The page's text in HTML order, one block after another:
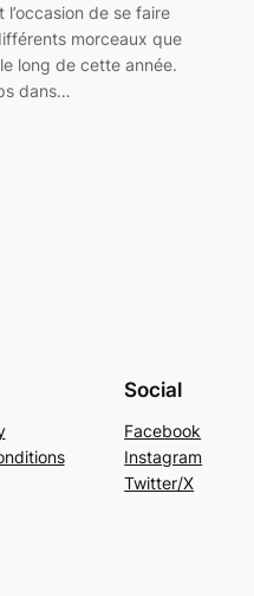
de se faire
morceaux que
long de cette année.
dans…
Social
Facebook
Instagram
Twitter/X